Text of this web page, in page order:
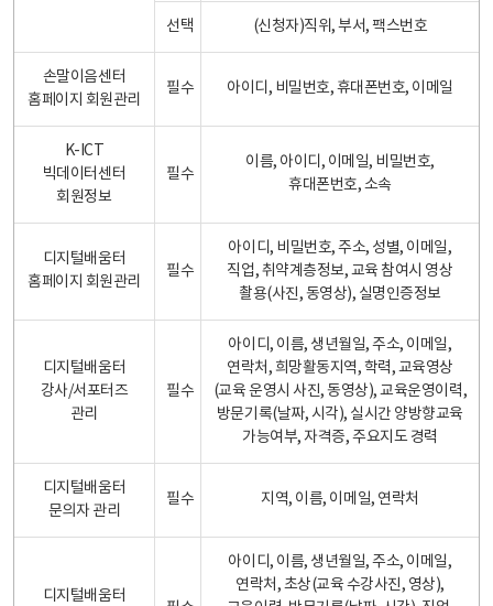
선택 (신청자)직위, 부서, 팩스번호
손말이음센터
홈페이지 회원관리
필수 아이디, 비밀번호, 휴대폰번호, 이메일
K-ICT
빅데이터센터
회원정보
필수
이름, 아이디, 이메일, 비밀번호,
휴대폰번호, 소속
디지털배움터
홈페이지 회원관리
필수
아이디, 비밀번호, 주소, 성별, 이메일,
직업, 취약계층정보, 교육 참여시 영상
촬용(사진, 동영상), 실명인증정보
디지털배움터
강사/서포터즈
관리
필수
아이디, 이름, 생년월일, 주소, 이메일,
연락처, 희망활동지역, 학력, 교육영상
(교육 운영시 사진, 동영상), 교육운영이력,
방문기록(날짜, 시각), 실시간 양방향교육
가능여부, 자격증, 주요지도 경력
디지털배움터
문의자 관리
필수 지역, 이름, 이메일, 연락처
디지털배움터
아이디, 이름, 생년월일, 주소, 이메일,
연락처, 초상(교육 수강사진, 영상),